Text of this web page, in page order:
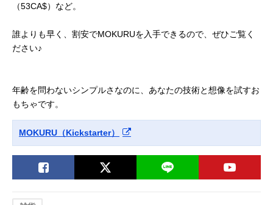
（53CA$）など。
誰よりも早く、割安でMOKURUを入手できるので、ぜひご覧く
ださい♪
年齢を問わないシンプルさなのに、あなたの技術と想像を試すお
もちゃです。
MOKURU（Kickstarter）